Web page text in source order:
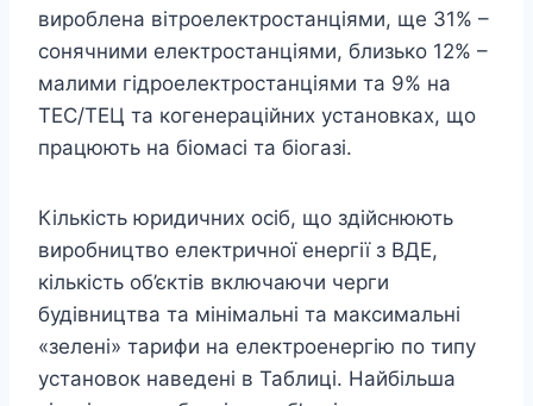
вироблена вітроелектростанціями, ще 31% –
сонячними електростанціями, близько 12% –
малими гідроелектростанціями та 9% на
ТЕС/ТЕЦ та когенераційних установках, що
працюють на біомасі та біогазі.
Кількість юридичних осіб, що здійснюють
виробництво електричної енергії з ВДЕ,
кількість об’єктів включаючи черги
будівництва та мінімальні та максимальні
«зелені» тарифи на електроенергію по типу
установок наведені в Таблиці. Найбільша